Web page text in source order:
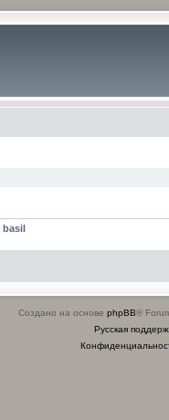
basil
Создано на основе phpBB®
Русская